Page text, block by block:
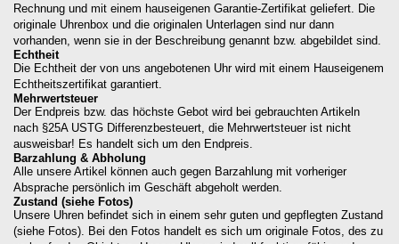
Rechnung und mit einem hauseigenen Garantie-Zertifikat geliefert. Die
originale Uhrenbox und die originalen Unterlagen sind nur dann
vorhanden, wenn sie in der Beschreibung genannt bzw. abgebildet sind.
Echtheit
Die Echtheit der von uns angebotenen Uhr wird mit einem Hauseigenem
Echtheitszertifikat garantiert.
Mehrwertsteuer
Der Endpreis bzw. das höchste Gebot wird bei gebrauchten Artikeln
nach §25A USTG Differenzbesteuert, die Mehrwertsteuer ist nicht
ausweisbar! Es handelt sich um den Endpreis.
Barzahlung & Abholung
Alle unsere Artikel können auch gegen Barzahlung mit vorheriger
Absprache persönlich im Geschäft abgeholt werden.
Zustand (siehe Fotos)
Unsere Uhren befindet sich in einem sehr guten und gepflegten Zustand
(siehe Fotos). Bei den Fotos handelt es sich um originale Fotos, des zu